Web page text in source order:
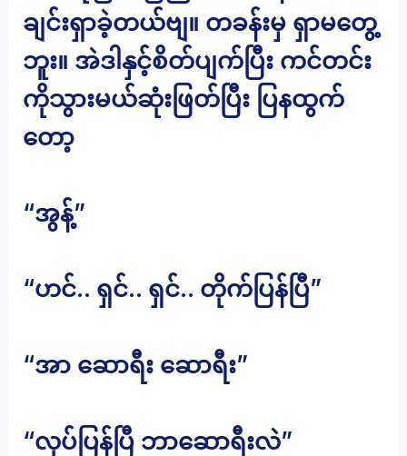
ချင်းရှာခဲ့တယ်ဗျ။ တခန်းမှ ရှာမတွေ့
ဘူး။ အဲဒါနှင့်စိတ်ပျက်ပြီး ကင်တင်း
ကိုသွားမယ်ဆုံးဖြတ်ပြီး ပြနထွက်
တော့
“အွန့်”
“ဟင်.. ရှင်.. ရှင်.. တိုက်ပြန်ပြီ”
“အာ ဆောရီး ဆောရီး”
“လုပ်ပြန်ပြီ ဘာဆောရီးလဲ”